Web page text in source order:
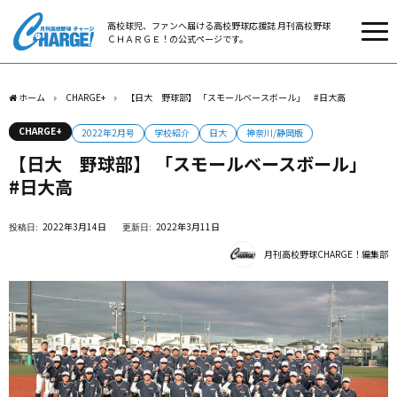
高校球児、ファンへ届ける高校野球応援誌 月刊高校野球
ＣＨＡＲＧＥ！の公式ページです。
ホーム CHARGE+ 【日大 野球部】 「スモールベースボール」 #日大高
CHARGE+ 2022年2月号 学校紹介 日大 神奈川/静岡版
【日大 野球部】 「スモールベースボール」
#日大高
2022年3月14日 2022年3月11日
月刊高校野球CHARGE！編集部